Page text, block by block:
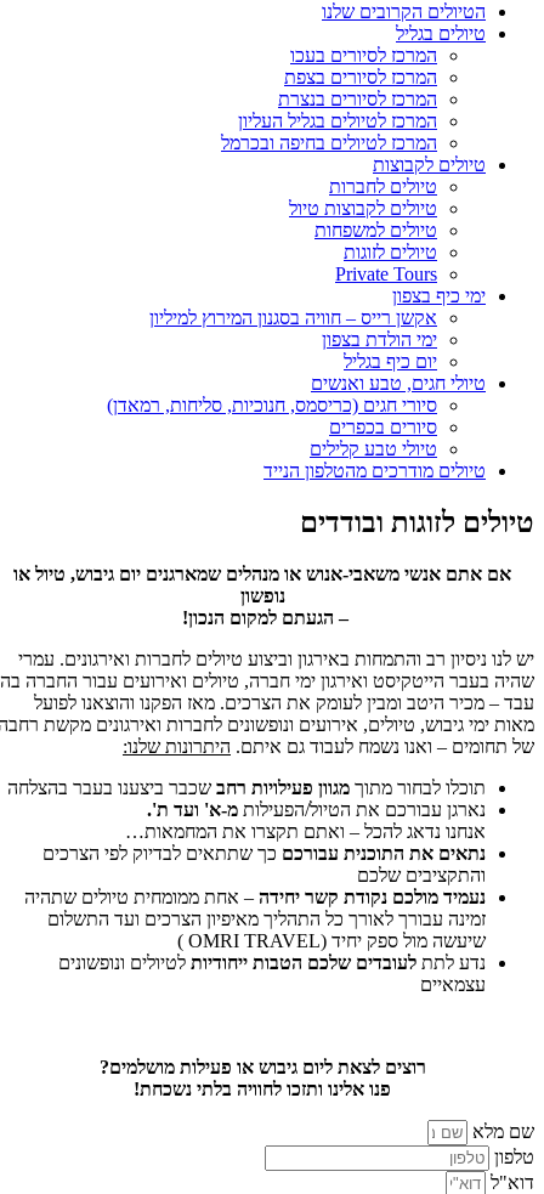
הטיולים הקרובים שלנו
טיולים בגליל
המרכז לסיורים בעכו
המרכז לסיורים בצפת
המרכז לסיורים בנצרת
המרכז לטיולים בגליל העליון
המרכז לטיולים בחיפה ובכרמל
טיולים לקבוצות
טיולים לחברות
טיולים לקבוצות טיול
טיולים למשפחות
טיולים לזוגות
Private Tours
ימי כיף בצפון
אקשן רייס – חוויה בסגנון המירוץ למיליון
ימי הולדת בצפון
יום כיף בגליל
טיולי חגים, טבע ואנשים
סיורי חגים (כריסמס, חנוכיות, סליחות, רמאדן)
סיורים בכפרים
טיולי טבע קלילים
טיולים מודרכים מהטלפון הנייד
טיולים לזוגות ובודדים
אם אתם אנשי משאבי-אנוש או מנהלים שמארגנים יום גיבוש, טיול או
נופשון
– הגעתם למקום הנכון!
יש לנו ניסיון רב והתמחות באירגון וביצוע טיולים לחברות ואירגונים. עמרי
שהיה בעבר הייטקיסט ואירגון ימי חברה, טיולים ואירועים עבור החברה בה
עבד – מכיר היטב ומבין לעומק את הצרכים. מאז הפקנו והוצאנו לפועל
מאות ימי גיבוש, טיולים, אירועים ונופשונים לחברות ואירגונים מקשת רחבה
של תחומים – ואנו נשמח לעבוד גם איתם.היתרונות שלנו:
תוכלו לבחור מתוךמגוון פעילויות רחבשכבר ביצענו בעבר בהצלחה
נארגן עבורכם את הטיול/הפעילותמ-א' ועד ת'.
אנחנו נדאג להכל – ואתם תקצרו את המחמאות…
נתאים את התוכנית עבורכםכך שתתאים לבדיוק לפי הצרכים
והתקציבים שלכם
נעמיד מולכם נקודת קשר יחידה– אחת ממומחית טיולים שתהיה
זמינה עבורך לאורך כל התהליך מאיפיון הצרכים ועד התשלום
שיעשה מול ספק יחיד (OMRI TRAVEL )
נדע לתתלעובדים שלכם הטבות ייחודיותלטיולים ונופשונים
עצמאיים
רוצים לצאת ליום גיבוש או פעילות מושלמים?
פנו אלינו ותזכו לחוויה בלתי נשכחת!
שם מלא
טלפון
דוא"ל